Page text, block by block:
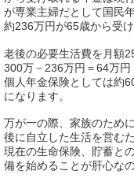
が専業主婦だとして国民
約236万円が65歳から受
老後の必要生活費を月額
300万－236万円＝64万円
個人年金保険としては約
になります。
万が一の際、家族のため
後に自立した生活を営む
現在の生命保険、貯蓄と
備を始めることが肝心なの